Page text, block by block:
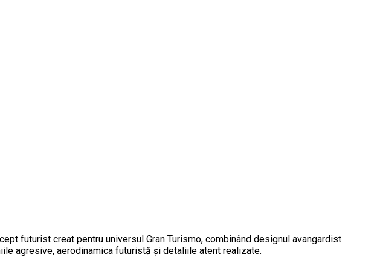
futurist creat pentru universul Gran Turismo, combinând designul avangardist
agresive, aerodinamica futuristă și detaliile atent realizate.